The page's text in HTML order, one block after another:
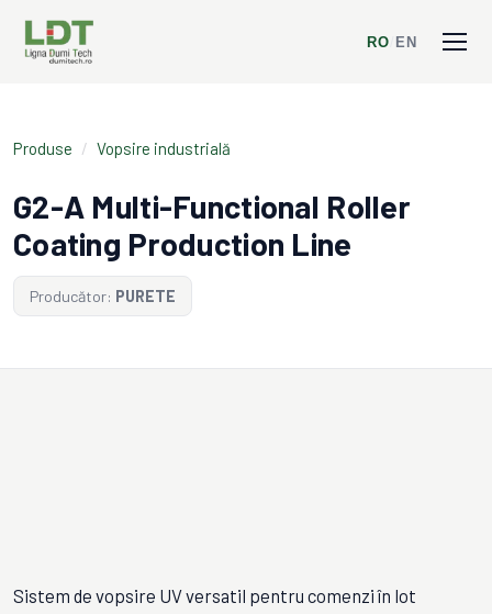
RO EN
Produse / Vopsire industrială
G2-A Multi-Functional Roller
Coating Production Line
Producător: PURETE
Sistem de vopsire UV versatil pentru comenzi în lot